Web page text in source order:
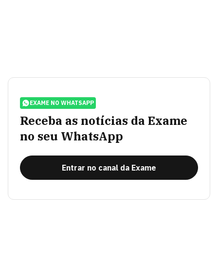
EXAME NO WHATSAPP
Receba as notícias da Exame
no seu WhatsApp
Entrar no canal da Exame